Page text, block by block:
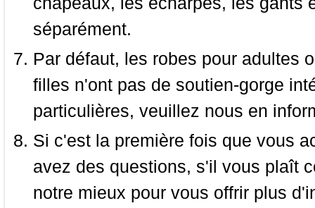
séparément.
Par défaut, les robes pour adultes
filles n'ont pas de soutien-gorge
particulières, veuillez nous en
Si c'est la première fois que vous
avez des questions, s'il vous plaît
notre mieux pour vous offrir plus